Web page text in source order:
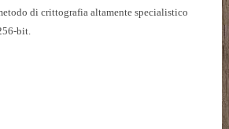
di crittografia altamente specialistico
bit.